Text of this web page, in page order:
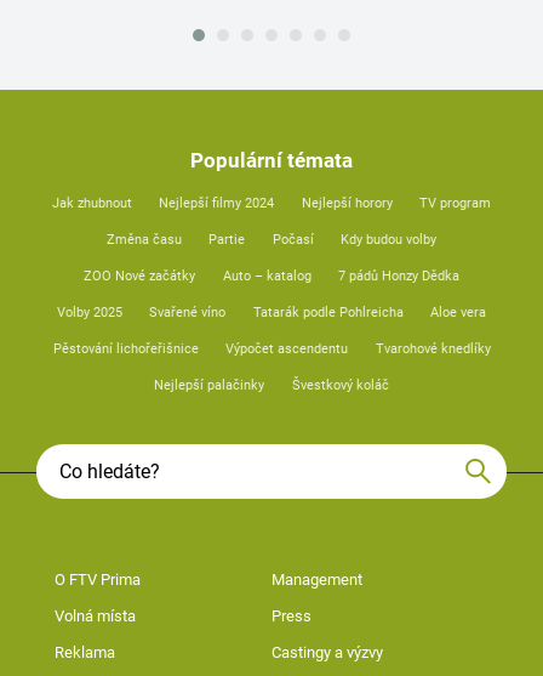
Populární témata
Jak zhubnout Nejlepší filmy 2024 Nejlepší horory TV program
Změna času Partie Počasí Kdy budou volby
ZOO Nové začátky Auto – katalog 7 pádů Honzy Dědka
Volby 2025 Svařené víno Tatarák podle Pohlreicha Aloe vera
Pěstování lichořeřišnice Výpočet ascendentu Tvarohové knedlíky
Nejlepší palačinky Švestkový koláč
O FTV Prima Management
Volná místa Press
Reklama Castingy a výzvy